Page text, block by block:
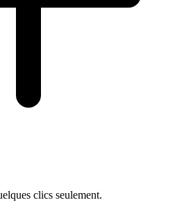
clics seulement.